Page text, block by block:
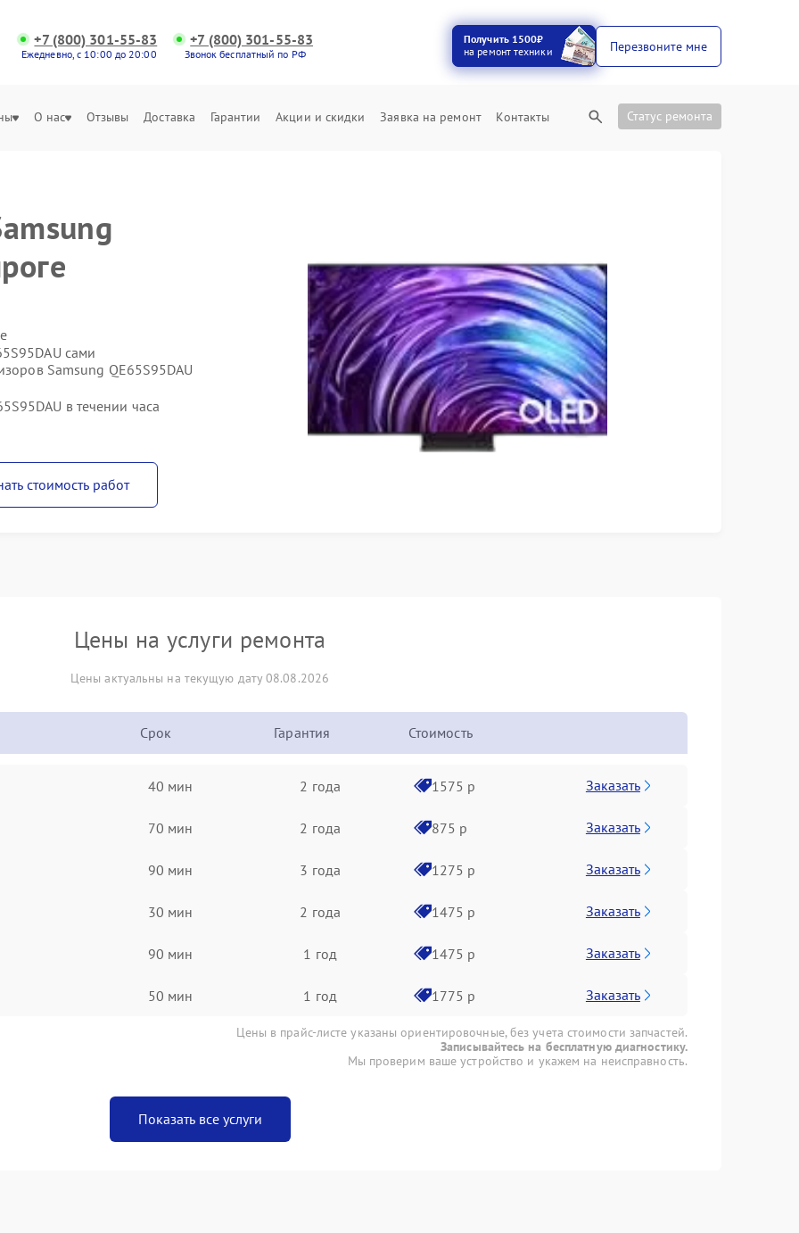
+7 (800) 301-55-83
Ежедневно, с 10:00 до 20:00
+7 (800) 301-55-83
Звонок бесплатный по РФ
Получить 1500₽
на ремонт техники
Перезвоните мне
О нас Отзывы Доставка Гарантии Акции и скидки Заявка на ремонт Контакты Статус ремонта
сами
Samsung QE65S95DAU
в течении часа
стоимость работ
Цены на услуги ремонта
Цены актуальны на текущую дату 08.08.2026
Срок Гарантия Стоимость
40 мин 2 года 1575 р Заказать
70 мин 2 года 875 р Заказать
90 мин 3 года 1275 р Заказать
30 мин 2 года 1475 р Заказать
90 мин 1 год 1475 р Заказать
50 мин 1 год 1775 р Заказать
Цены в прайс-листе указаны ориентировочные, без учета стоимости запчастей.
Записывайтесь на бесплатную диагностику.
Мы проверим ваше устройство и укажем на неисправность.
Показать все услуги